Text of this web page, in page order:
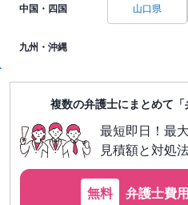
中国・四国 山口県
九州・沖縄
複数の弁護士にまとめて「
最短即日！最
見積額と対処
無料 弁護士費